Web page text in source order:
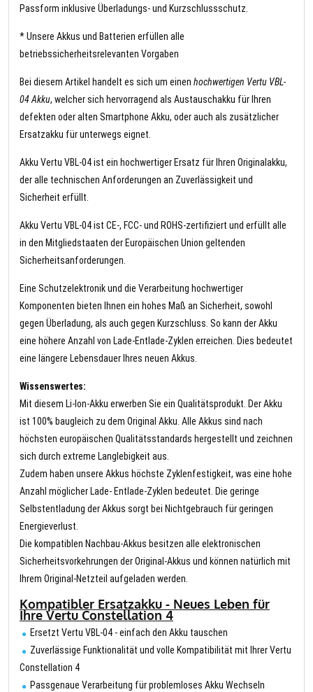
Passform inklusive Überladungs- und Kurzschlussschutz.
* Unsere Akkus und Batterien erfüllen alle
betriebssicherheitsrelevanten Vorgaben
Bei diesem Artikel handelt es sich um einen hochwertigen Vertu VBL-
04 Akku, welcher sich hervorragend als Austauschakku für Ihren
defekten oder alten Smartphone Akku, oder auch als zusätzlicher
Ersatzakku für unterwegs eignet.
Akku Vertu VBL-04 ist ein hochwertiger Ersatz für Ihren Originalakku,
der alle technischen Anforderungen an Zuverlässigkeit und
Sicherheit erfüllt.
Akku Vertu VBL-04 ist CE-, FCC- und ROHS-zertifiziert und erfüllt alle
in den Mitgliedstaaten der Europäischen Union geltenden
Sicherheitsanforderungen.
Eine Schutzelektronik und die Verarbeitung hochwertiger
Komponenten bieten Ihnen ein hohes Maß an Sicherheit, sowohl
gegen Überladung, als auch gegen Kurzschluss. So kann der Akku
eine höhere Anzahl von Lade-Entlade-Zyklen erreichen. Dies bedeutet
eine längere Lebensdauer Ihres neuen Akkus.
Wissenswertes:
Mit diesem Li-Ion-Akku erwerben Sie ein Qualitätsprodukt. Der Akku
ist 100% baugleich zu dem Original Akku. Alle Akkus sind nach
höchsten europäischen Qualitätsstandards hergestellt und zeichnen
sich durch extreme Langlebigkeit aus.
Zudem haben unsere Akkus höchste Zyklenfestigkeit, was eine hohe
Anzahl möglicher Lade- Entlade-Zyklen bedeutet. Die geringe
Selbstentladung der Akkus sorgt bei Nichtgebrauch für geringen
Energieverlust.
Die kompatiblen Nachbau-Akkus besitzen alle elektronischen
Sicherheitsvorkehrungen der Original-Akkus und können natürlich mit
Ihrem Original-Netzteil aufgeladen werden.
Kompatibler Ersatzakku - Neues Leben für
Ihre Vertu Constellation 4
Ersetzt Vertu VBL-04 - einfach den Akku tauschen
Zuverlässige Funktionalität und volle Kompatibilität mit Ihrer Vertu
Constellation 4
Passgenaue Verarbeitung für problemloses Akku Wechseln